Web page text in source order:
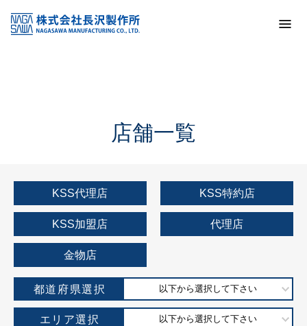
KSS加盟店・取扱店情報
店舗一覧
店舗一覧
KSS代理店 KSS特約店
KSS加盟店 代理店
金物店
都道府県選択 以下から選択して下さい
エリア選択 以下から選択して下さい